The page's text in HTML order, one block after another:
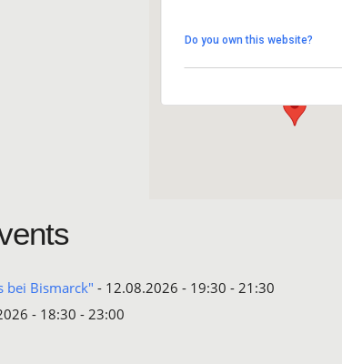
Hundsmühler Str. 255 -
Do you own this website?
bei Bismarck" - 12.08.2026 - 19:30 - 21:30
- 18:30 - 23:00